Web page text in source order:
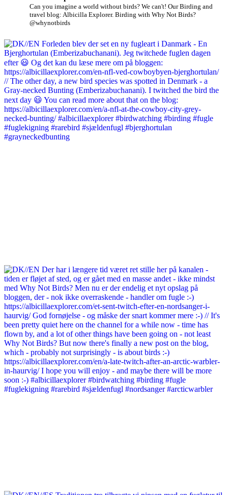
Can you imagine a world without birds? We can't! Our Birding and
travel blog: Albicilla Explorer. Birding with Why Not Birds?
@whynotbirds